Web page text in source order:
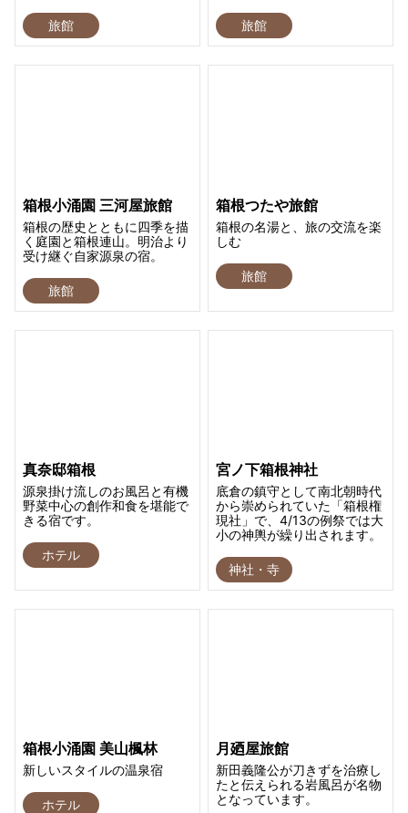
旅館 旅館
箱根小涌園 三河屋旅館
箱根の歴史とともに四季を描
く庭園と箱根連山。明治より
受け継ぐ自家源泉の宿。
旅館
箱根つたや旅館
箱根の名湯と、旅の交流を楽
しむ
旅館
真奈邸箱根
源泉掛け流しのお風呂と有機
野菜中心の創作和食を堪能で
きる宿です。
ホテル
宮ノ下箱根神社
底倉の鎮守として南北朝時代
から崇められていた「箱根権
現社」で、4/13の例祭では大
小の神輿が繰り出されます。
神社・寺
箱根小涌園 美山楓林
新しいスタイルの温泉宿
ホテル
月廼屋旅館
新田義隆公が刀きずを治療し
たと伝えられる岩風呂が名物
となっています。